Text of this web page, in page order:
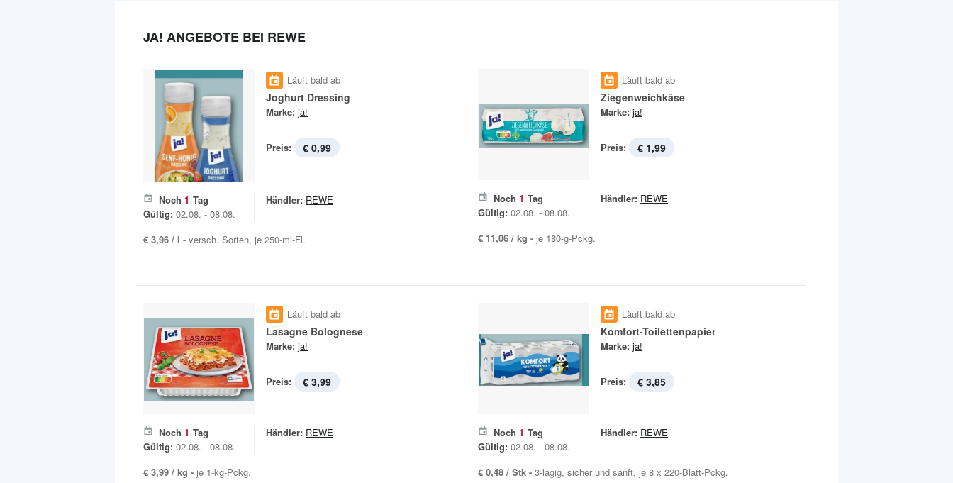
JA! ANGEBOTE BEI REWE
Läuft bald ab
Joghurt Dressing
Marke: ja!
Preis: € 0,99
Noch 1 Tag
Gültig: 02.08. - 08.08.
Händler: REWE
€ 3,96 / l - versch. Sorten, je 250-ml-Fl.
Läuft bald ab
Ziegenweichkäse
Marke: ja!
Preis: € 1,99
Noch 1 Tag
Gültig: 02.08. - 08.08.
Händler: REWE
€ 11,06 / kg - je 180-g-Pckg.
Läuft bald ab
Lasagne Bolognese
Marke: ja!
Preis: € 3,99
Noch 1 Tag
Gültig: 02.08. - 08.08.
Händler: REWE
€ 3,99 / kg - je 1-kg-Pckg.
Läuft bald ab
Komfort-Toilettenpapier
Marke: ja!
Preis: € 3,85
Noch 1 Tag
Gültig: 02.08. - 08.08.
Händler: REWE
€ 0,48 / Stk - 3-lagig, sicher und sanft, je 8 x 220-Blatt-Pckg.